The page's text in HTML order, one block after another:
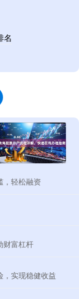
名
，轻松融资
财富杠杆
，实现稳健收益